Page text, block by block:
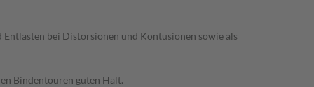
bei Distorsionen und Kontusionen sowie als
Bindentouren guten Halt.